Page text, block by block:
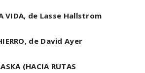
VIDA, de Lasse Hallstrom
de David Ayer
(HACIA RUTAS